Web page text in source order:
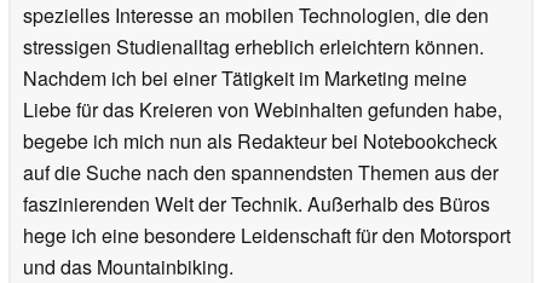
spezielles Interesse an mobilen Technologien, die den
stressigen Studienalltag erheblich erleichtern können.
Nachdem ich bei einer Tätigkeit im Marketing meine
Liebe für das Kreieren von Webinhalten gefunden habe,
begebe ich mich nun als Redakteur bei Notebookcheck
auf die Suche nach den spannendsten Themen aus der
faszinierenden Welt der Technik. Außerhalb des Büros
hege ich eine besondere Leidenschaft für den Motorsport
und das Mountainbiking.